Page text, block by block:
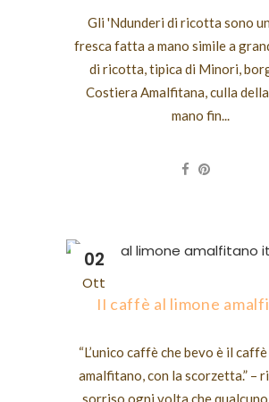
Gli 'Ndunderi di ricotta sono
fresca fatta a mano simile a
di ricotta, tipica di Minori,
Costiera Amalfitana, culla
mano fin...
02
Ott
Il caffè al limone
“L’unico caffè che bevo è il
amalfitano, con la scorzetta.” –
sorriso ogni volta che